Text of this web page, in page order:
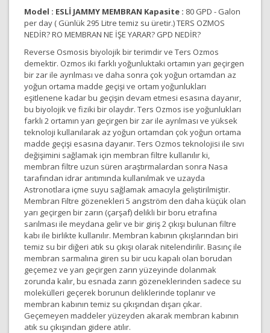
Model : ESLİ JAMMY MEMBRAN Kapasite : 80 GPD - Galon
per day ( Günlük 295 Litre temiz su üretir.) TERS OZMOS
NEDİR? RO MEMBRAN NE İŞE YARAR? GPD NEDİR?
Reverse Osmosis biyolojik bir terimdir ve Ters Ozmos
demektir. Ozmos iki farklı yoğunluktaki ortamın yarı geçirgen
bir zar ile ayrılması ve daha sonra çok yoğun ortamdan az
yoğun ortama madde geçişi ve ortam yoğunlukları
eşitlenene kadar bu geçişin devam etmesi esasına dayanır,
bu biyolojik ve fiziki bir olaydır. Ters Ozmos ise yoğunlukları
farklı 2 ortamın yarı geçirgen bir zar ile ayrılması ve yüksek
teknoloji kullanılarak az yoğun ortamdan çok yoğun ortama
madde geçişi esasına dayanır. Ters Ozmos teknolojisi ile sıvı
değişimini sağlamak için membran filtre kullanılır ki,
membran filtre uzun süren araştırmalardan sonra Nasa
tarafından idrar arıtımında kullanılmak ve uzayda
Astronotlara içme suyu sağlamak amacıyla geliştirilmiştir.
Membran Filtre gözenekleri 5 angström den daha küçük olan
yarı geçirgen bir zarın (çarşaf) delikli bir boru etrafına
sarılması ile meydana gelir ve bir giriş 2 çıkışı bulunan filtre
kabı ile birlikte kullanılır. Membran kabının çıkışlarından biri
temiz su bir diğeri atık su çıkışı olarak nitelendirilir. Basınç ile
membran sarmalına giren su bir ucu kapalı olan borudan
geçemez ve yarı geçirgen zarın yüzeyinde dolanmak
zorunda kalır, bu esnada zarın gözeneklerinden sadece su
molekülleri geçerek borunun deliklerinde toplanır ve
membran kabının temiz su çıkışından dışarı çıkar.
Geçemeyen maddeler yüzeyden akarak membran kabının
atık su çıkışından gidere atılır.